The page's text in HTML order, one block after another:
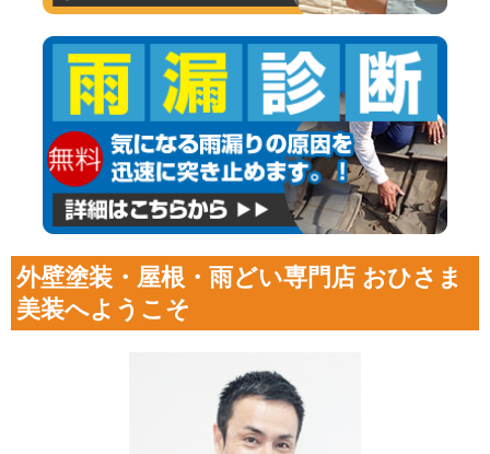
外壁塗装・屋根・雨どい専門店 おひさま
美装へようこそ